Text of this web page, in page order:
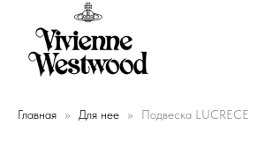
Главная Для нее Подвеска LUCRECE